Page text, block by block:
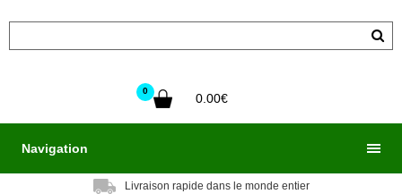
0
0.00€
Navigation
Livraison rapide dans le monde entier